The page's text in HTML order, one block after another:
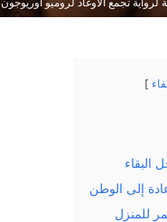
البقاء
إلى الوطن
للمنزل